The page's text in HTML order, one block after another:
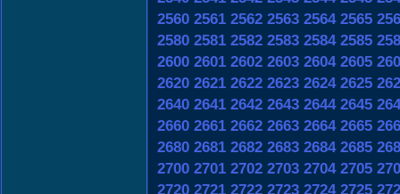
2560 2561 2562 2563 2564 2565
2580 2581 2582 2583 2584 2585
2600 2601 2602 2603 2604 2605
2620 2621 2622 2623 2624 2625
2640 2641 2642 2643 2644 2645
2660 2661 2662 2663 2664 2665
2680 2681 2682 2683 2684 2685
2700 2701 2702 2703 2704 2705
2720 2721 2722 2723 2724 2725